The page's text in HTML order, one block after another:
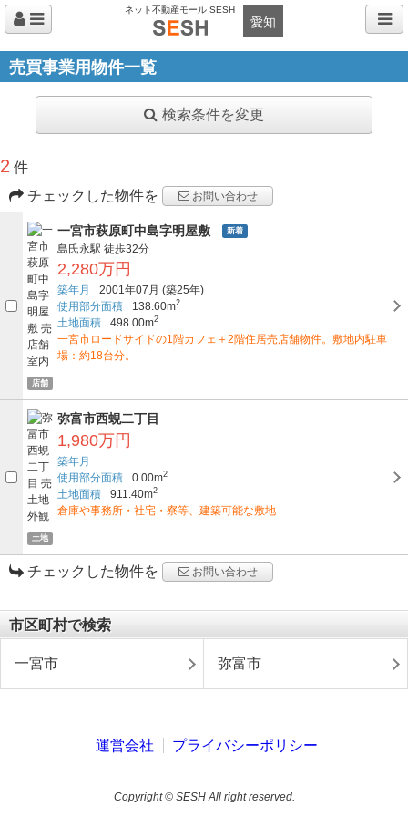
ネット不動産モール SESH
愛知
売買事業用物件一覧
検索条件を変更
2 件
チェックした物件を
お問い合わせ
店舗
一宮市萩原町中島字明屋敷 新着
島氏永駅 徒歩32分
2,280万円
築年月 2001年07月 (築25年)
使用部分面積
138.60m2
土地面積 498.00m2
一宮市ロードサイドの1階カフェ＋2階住居売店舗物件。敷地内駐車
場：約18台分。
土地
弥富市西蜆二丁目
1,980万円
築年月
使用部分面積
0.00m2
土地面積 911.40m2
倉庫や事務所・社宅・寮等、建築可能な敷地
チェックした物件を お問い合わせ
市区町村で検索
一宮市 弥富市
運営会社 プライバシーポリシー
Copyright © SESH All right reserved.